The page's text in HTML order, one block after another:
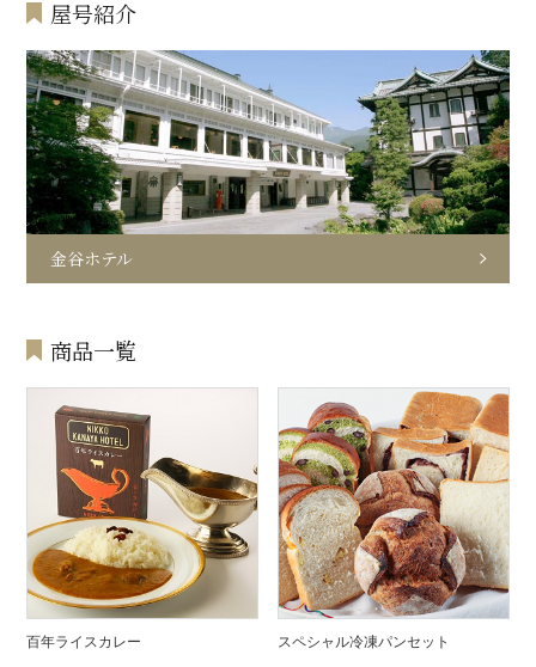
屋号紹介
金谷ホテル
商品一覧
百年ライスカレー スペシャル冷凍パンセット